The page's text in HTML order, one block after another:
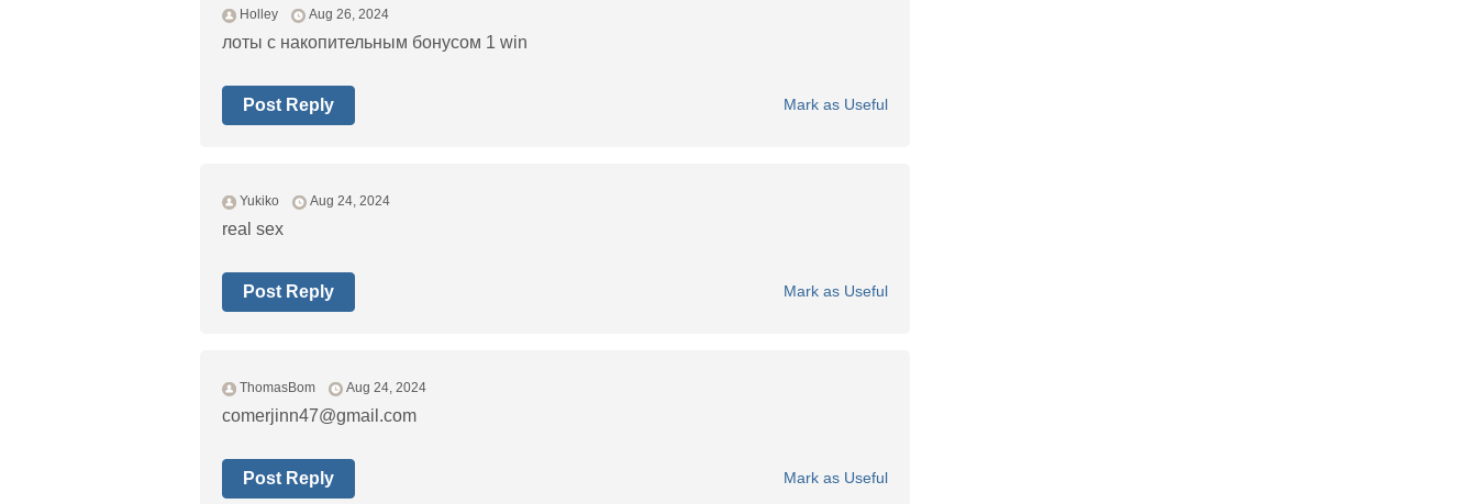
Holley Aug 26, 2024
лоты с накопительным бонусом 1 win
Mark as Useful
Post Reply
Yukiko Aug 24, 2024
real sex
Mark as Useful
Post Reply
ThomasBom Aug 24, 2024
comerjinn47@gmail.com
Mark as Useful
Post Reply